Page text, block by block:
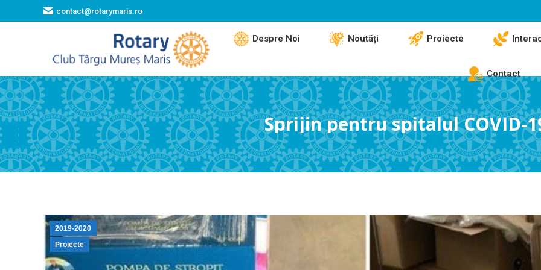
contact@rotarymaris.ro
Despre Noi Noutăți Proiecte
Contact
Sprijin pentru spitalul COVID-
2019-2020
Proiecte